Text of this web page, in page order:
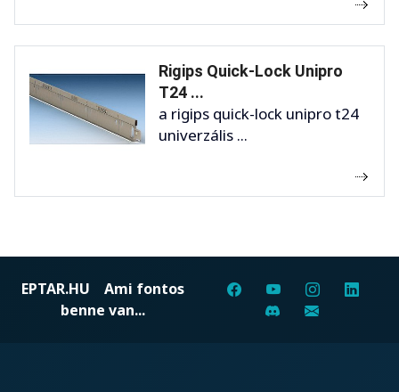
Rigips Quick-Lock Unipro
T24 ...
a rigips quick-lock unipro t24
univerzális ...
EPTAR.HU Ami fontos
benne van...